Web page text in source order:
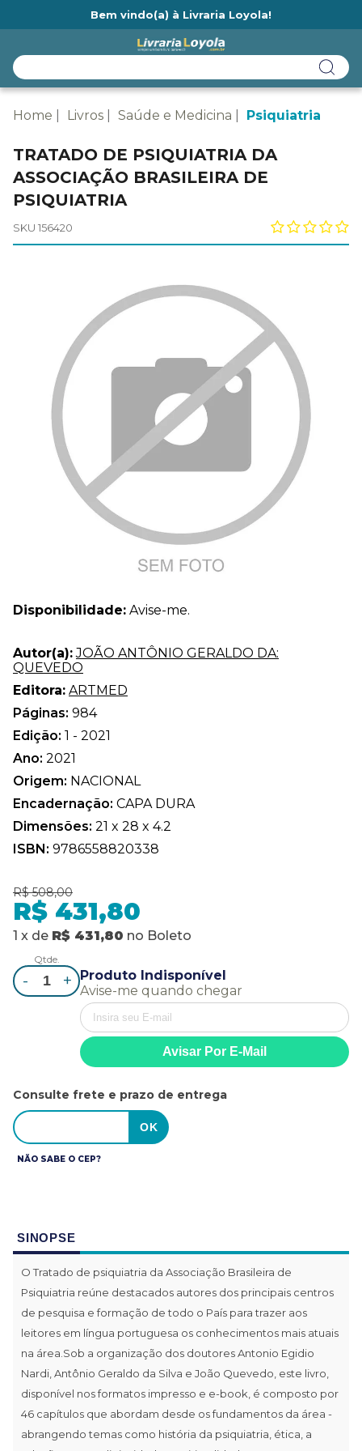
Bem vindo(a) à Livraria Loyola!
Home Livros Saúde e Medicina Psiquiatria
TRATADO DE PSIQUIATRIA DA
ASSOCIAÇÃO BRASILEIRA DE
PSIQUIATRIA
SKU 156420
Disponibilidade: Avise-me.
Autor(a): JOÃO ANTÔNIO GERALDO DA:
QUEVEDO
Editora: ARTMED
Páginas: 984
Edição: 1 - 2021
Ano: 2021
Origem: NACIONAL
Encadernação: CAPA DURA
Dimensões: 21 x 28 x 4.2
ISBN: 9786558820338
R$ 508,00
R$ 431,80
1 x de R$ 431,80 no Boleto
Qtde.
- +
Produto Indisponível
Avise-me quando chegar
Consulte frete e prazo de entrega
NÃO SABE O CEP?
SINOPSE
O Tratado de psiquiatria da Associação Brasileira de
Psiquiatria reúne destacados autores dos principais centros
de pesquisa e formação de todo o País para trazer aos
leitores em língua portuguesa os conhecimentos mais atuais
na área.Sob a organização dos doutores Antonio Egidio
Nardi, Antônio Geraldo da Silva e João Quevedo, este livro,
disponível nos formatos impresso e e-book, é composto por
46 capítulos que abordam desde os fundamentos da área -
abrangendo temas como história da psiquiatria, ética, a